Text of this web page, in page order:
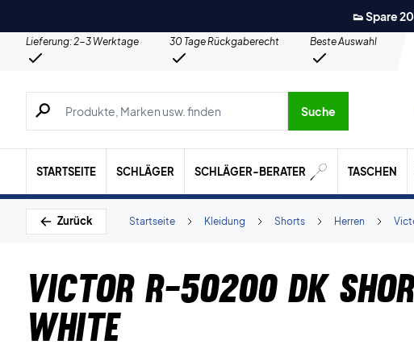
👟 Spare
Lieferung: 2-3 Werktage 30 Tage Rückgaberecht
Beste Auswahl
Suche nach Produkten, Marken usw.
Suche
STARTSEITE SCHLÄGER SCHLÄGER-BERATER TASCHEN
Zurück Herren
Shorts
Kleidung
Startseite
Victor R-50200 DK
White